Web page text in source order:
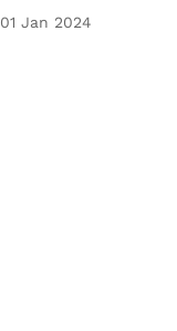
01 Jan 2024